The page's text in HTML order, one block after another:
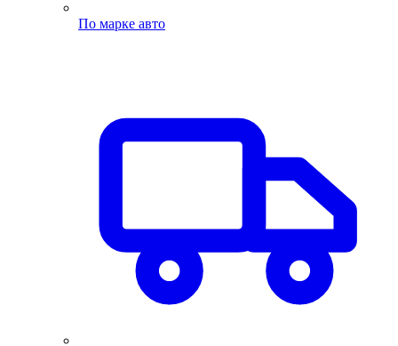
По марке авто